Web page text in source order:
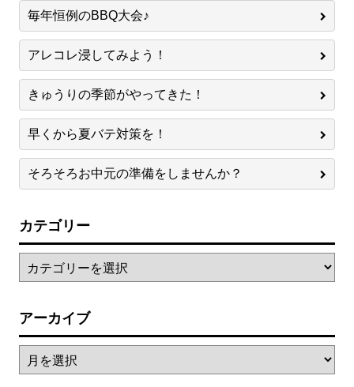
毎年恒例のBBQ大会♪
アレコレ浸してみよう！
きゅうりの季節がやってきた！
早くから夏バテ対策を！
そろそろお中元の準備をしませんか？
カテゴリー
アーカイブ